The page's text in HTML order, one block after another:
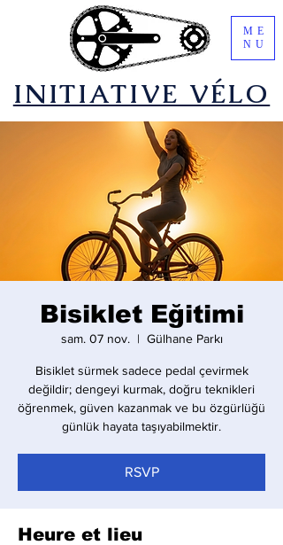
​INITIATIVE VÉLO
ME
NU
Bisiklet Eğitimi
sam. 07 nov.
  |
Gülhane Parkı
Bisiklet sürmek sadece pedal çevirmek
değildir; dengeyi kurmak, doğru teknikleri
öğrenmek, güven kazanmak ve bu özgürlüğü
günlük hayata taşıyabilmektir.
RSVP
Heure et lieu